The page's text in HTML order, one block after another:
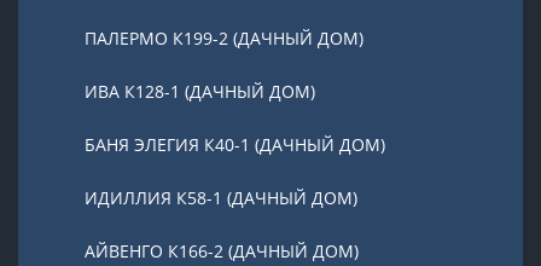
ПАЛЕРМО К199-2 (ДАЧНЫЙ ДОМ)
ИВА К128-1 (ДАЧНЫЙ ДОМ)
БАНЯ ЭЛЕГИЯ К40-1 (ДАЧНЫЙ ДОМ)
ИДИЛЛИЯ К58-1 (ДАЧНЫЙ ДОМ)
АЙВЕНГО К166-2 (ДАЧНЫЙ ДОМ)